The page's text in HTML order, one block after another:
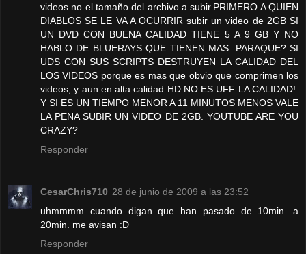
videos no el tamaño del archivo a subir.PRIMERO A QUIEN
DIABLOS SE LE VA A OCURRIR subir un video de 2GB SI
UN DVD CON BUENA CALIDAD TIENE 5 A 9 GB Y NO
HABLO DE BLUERAYS QUE TIENEN MAS. PARAQUE? SI
UDS CON SUS SCRIPTS DESTRUYEN LA CALIDAD DEL
LOS VIDEOS porque es mas que obvio que comprimen los
videos, y aun en alta calidad HD NO ES UFF LA CALIDAD!.
Y SI ES UN TIEMPO MENOR A 11 MINUTOS MENOS VALE
LA PENA SUBIR UN VIDEO DE 2GB. YOUTUBE ARE YOU
CRAZY?
Responder
CesarChris710 28 de junio de 2009 a las 23:52
uhmmmm cuando digan que han pasado de 10min. a
20min. me avisan :D
Responder